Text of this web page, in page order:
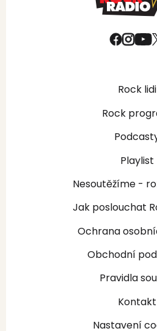
Rock lidi
Rock
Playlist
Nesoutěžíme -
Jak poslouchat
Ochrana
Obchodní
Pravidla
Kontakt
Nastavení